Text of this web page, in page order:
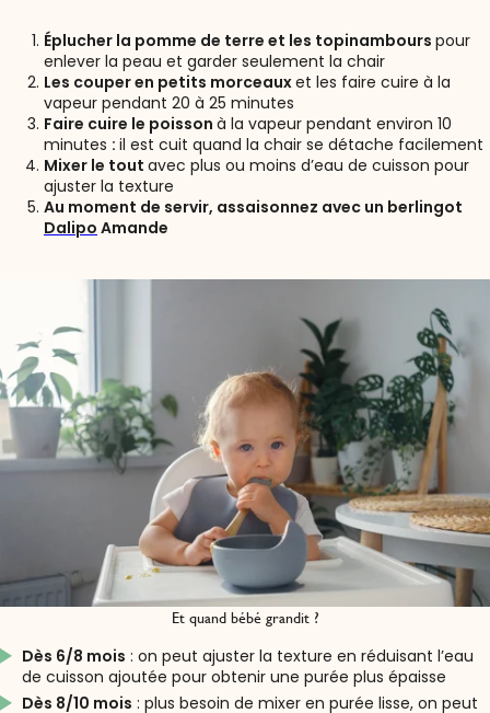
Éplucher la pomme de terre et les topinambours pour
enlever la peau et garder seulement la chair
Les couper en petits morceauxet les faire cuire à la
vapeur pendant 20 à 25 minutes
Faire cuire le poisson à la vapeur pendant environ 10
minutes : il est cuit quand la chair se détache facilement
Mixer le tout avec plus ou moins d’eau de cuisson pour
ajuster la texture
Au moment de servir, assaisonnez avec un berlingot
Dalipo Amande
Et quand bébé grandit ?
Dès 6/8 mois : on peut ajuster la texture en réduisant l’eau
de cuisson ajoutée pour obtenir une purée plus épaisse
Dès 8/10 mois : plus besoin de mixer en purée lisse, on peut